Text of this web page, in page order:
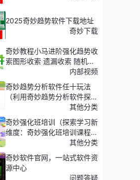
2025奇妙趋势软件下载地址
奇妙下载
奇妙教程小马进阶强化趋势收
索图形收索 遗漏收索 随机收
内部视频
奇妙趋势分析软件任十玩法
（利用奇妙趋势分析软件探
索'任十玩法'的深度策略）
其他分类
奇妙强化班培训（探索学习新
维度：奇妙强化班培训课程介
其他分类
奇妙软件官网，一站式软件资
源中心
问题答疑